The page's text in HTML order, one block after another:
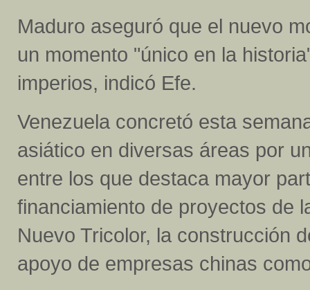
Maduro aseguró que el nuevo
un momento "único en la
imperios, indicó Efe.
Venezuela concretó esta
asiático en diversas áreas por
entre los que destaca mayor
financiamiento de proyectos de
Nuevo Tricolor, la construcción
apoyo de empresas chinas